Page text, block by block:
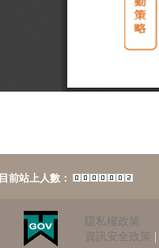
目前站上人數：
隱私權政策
資訊安全政策 |